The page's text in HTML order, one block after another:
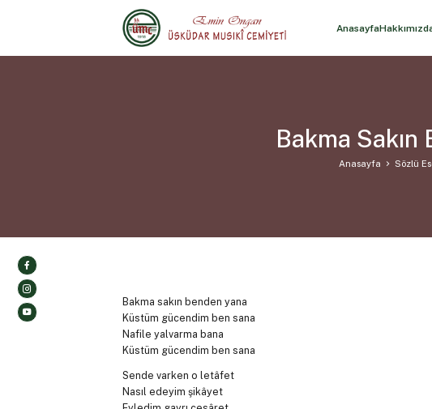
Anasayfa
Bakma
Anasayfa Sözlü
Bakma sakın benden yana
Küstüm gücendim ben sana
Nafile yalvarma bana
Küstüm gücendim ben sana
Sende varken o letâfet
Nasıl edeyim şikâyet